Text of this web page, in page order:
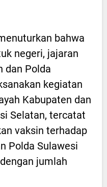
bahwa
negeri, jajaran
dan Polda
kegiatan
Kabupaten dan
Selatan, tercatat
vaksin terhadap
Polda Sulawesi
jumlah